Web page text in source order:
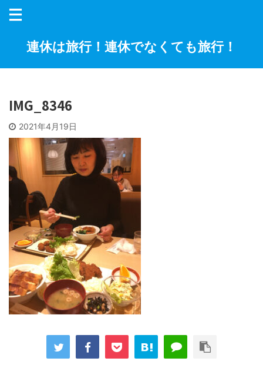
連休は旅行！連休でなくても旅行！
IMG_8346
2021年4月19日